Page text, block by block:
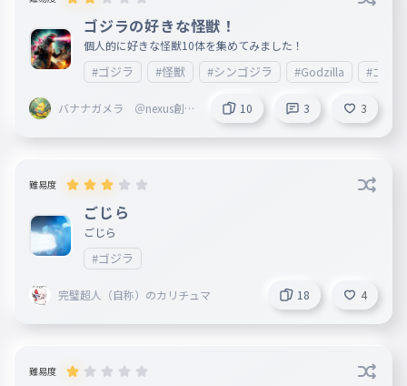
ゴジラの好きな怪獣！
個人的に好きな怪獣10体を集めてみました！
#ゴジラ #怪獣 #シンゴジラ #Godzilla #ゴジ
バナナガメラ ＠nexus創立
10 3 3
難易度
ごじら
ごじら
#ゴジラ
完璧超人（自称）のカリチュマ 18 4
難易度